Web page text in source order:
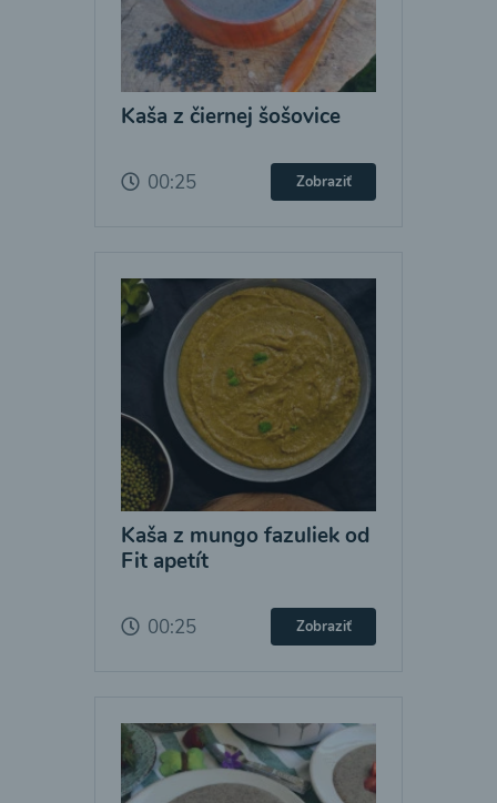
Kaša z čiernej šošovice
00:25 Zobraziť
Kaša z mungo fazuliek od
Fit apetít
00:25 Zobraziť